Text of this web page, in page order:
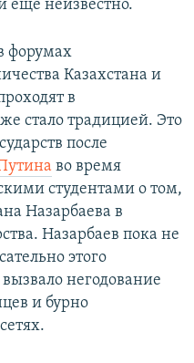
еще неизвестно.
форумах
Казахстана и
в
стало традицией. Это
после
во время
студентами о том,
Назарбаева в
Назарбаев пока не
этого
негодование
и бурно